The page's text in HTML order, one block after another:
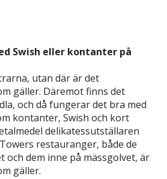
Swish eller kontanter på
utan där är det
gäller. Däremot finns det
och då fungerar det bra med
kontanter, Swish och kort
delikatessutställaren
restauranger, både de
och dem inne på mässgolvet, är
gäller.